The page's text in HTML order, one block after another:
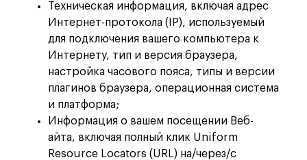
Техническая информация, включая адрес
Интернет-протокола (IP), используемый
для подключения вашего компьютера к
Интернету, тип и версия браузера,
настройка часового пояса, типы и версии
плагинов браузера, операционная система
и платформа;
Информация о вашем посещении Веб-
айта, включая полный клик Uniform
Resource Locators (URL) на/через/с